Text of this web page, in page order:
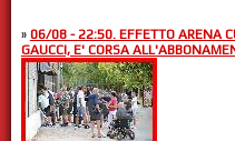
» 06/08 - 22:50. EFFETTO ARENA
GAUCCI, E' CORSA